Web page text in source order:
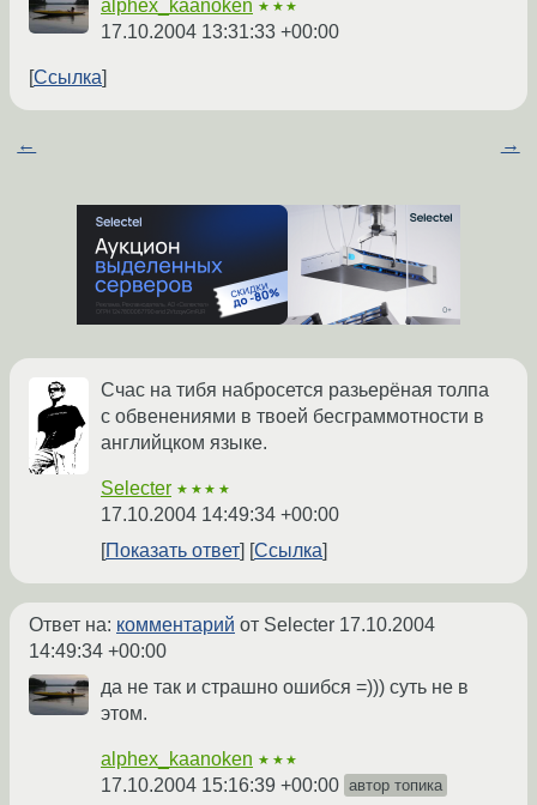
alphex_kaanoken ★★★
17.10.2004 13:31:33 +00:00
Ссылка
← →
Счас на тибя набросется разьерёная толпа
с обвенениями в твоей бесграммотности в
английцком языке.
Selecter ★★★★
17.10.2004 14:49:34 +00:00
Показать ответ
Ссылка
Ответ на: комментарий от Selecter 17.10.2004
14:49:34 +00:00
да не так и страшно ошибся =))) суть не в
этом.
alphex_kaanoken ★★★
17.10.2004 15:16:39 +00:00 автор топика